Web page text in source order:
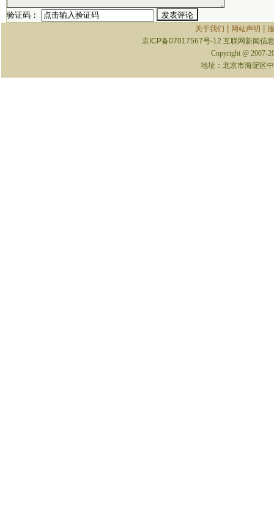
验证码：
关于我们 | 网站声明 |
京ICP备07017567号-12 互联网新闻信
Copyright @ 2007-
地址：北京市海淀区